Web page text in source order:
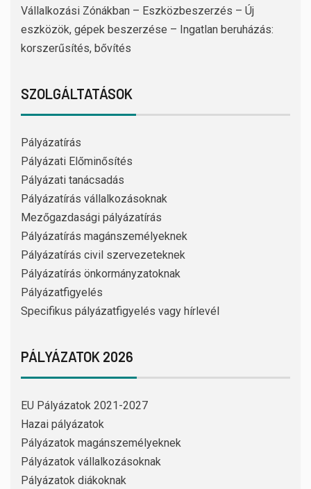
Vállalkozási Zónákban – Eszközbeszerzés – Új
eszközök, gépek beszerzése – Ingatlan beruházás:
korszerűsítés, bővítés
SZOLGÁLTATÁSOK
Pályázatírás
Pályázati Előminősítés
Pályázati tanácsadás
Pályázatírás vállalkozásoknak
Mezőgazdasági pályázatírás
Pályázatírás magánszemélyeknek
Pályázatírás civil szervezeteknek
Pályázatírás önkormányzatoknak
Pályázatfigyelés
Specifikus pályázatfigyelés vagy hírlevél
PÁLYÁZATOK 2026
EU Pályázatok 2021-2027
Hazai pályázatok
Pályázatok magánszemélyeknek
Pályázatok vállalkozásoknak
Pályázatok diákoknak